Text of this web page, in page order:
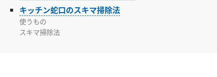
キッチン蛇口のスキマ掃除法
使うもの
スキマ掃除法